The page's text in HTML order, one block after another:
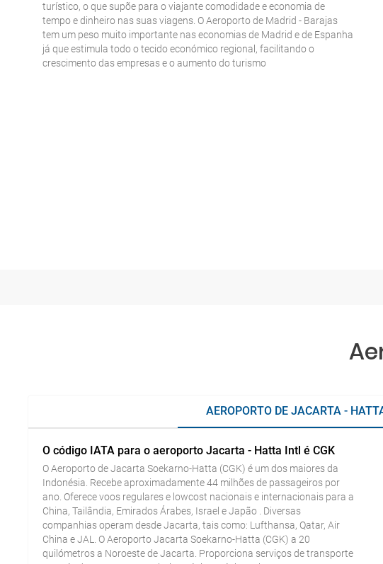
turístico, o que supõe para o viajante comodidade e economia de
tempo e dinheiro nas suas viagens. O Aeroporto de Madrid - Barajas
tem um peso muito importante nas economias de Madrid e de Espanha
já que estimula todo o tecido económico regional, facilitando o
crescimento das empresas e o aumento do turismo
AEROPORTO DE JACARTA -
O código IATA para o aeroporto Jacarta - Hatta Intl é CGK
O Aeroporto de Jacarta Soekarno-Hatta (CGK) é um dos maiores da
Indonésia. Recebe aproximadamente 44 milhões de passageiros por
ano. Oferece voos regulares e lowcost nacionais e internacionais para a
China, Tailândia, Emirados Árabes, Israel e Japão . Diversas
companhias operam desde Jacarta, tais como: Lufthansa, Qatar, Air
China e JAL. O Aeroporto Jacarta Soekarno-Hatta (CGK) a 20
quilómetros a Noroeste de Jacarta. Proporciona serviços de transporte